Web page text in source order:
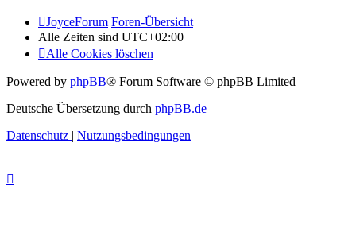
JoyceForum Foren-Übersicht
Alle Zeiten sind UTC+02:00
Alle Cookies löschen
Powered by phpBB® Forum Software © phpBB Limited
Deutsche Übersetzung durch phpBB.de
Datenschutz | Nutzungsbedingungen